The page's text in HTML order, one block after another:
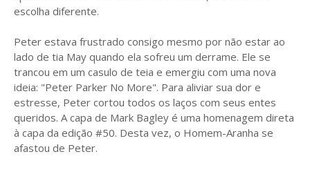
escolha diferente.
Peter estava frustrado consigo mesmo por não estar ao
lado de tia May quando ela sofreu um derrame. Ele se
trancou em um casulo de teia e emergiu com uma nova
ideia: "Peter Parker No More". Para aliviar sua dor e
estresse, Peter cortou todos os laços com seus entes
queridos. A capa de Mark Bagley é uma homenagem direta
à capa da edição #50. Desta vez, o Homem-Aranha se
afastou de Peter.